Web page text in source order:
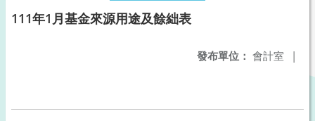
111年1月基金來源用途及餘絀表
發布單位： 會計室 |